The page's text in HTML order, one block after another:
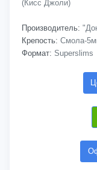
(Кисс Джоли)
Производитель:
Крепость: Смола-
Формат: Superslims